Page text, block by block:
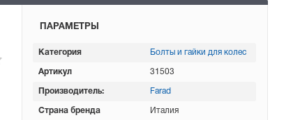
ПАРАМЕТРЫ
Категория Болты и гайки для колес
Артикул 31503
Производитель: Farad
Страна бренда Италия